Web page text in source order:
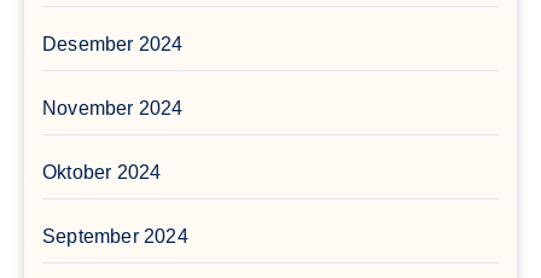
Desember 2024
November 2024
Oktober 2024
September 2024